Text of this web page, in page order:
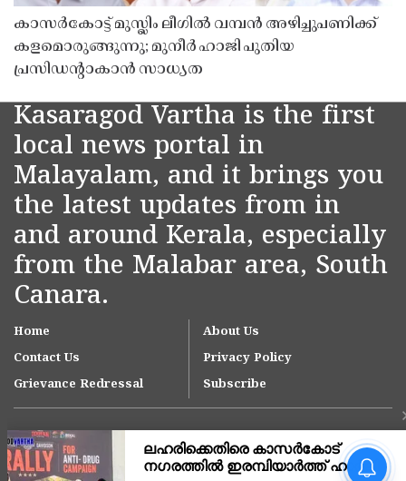
കാസർകോട്ട് മുസ്ലിം ലീഗിൽ വമ്പൻ അഴിച്ചുപണിക്ക്
കളമൊരുങ്ങുന്നു; മുനീർ ഹാജി പുതിയ
പ്രസിഡൻ്റാകാൻ സാധ്യത
Kasaragod Vartha is the first
local news portal in
Malayalam, and it brings you
the latest updates from in
and around Kerala, especially
from the Malabar area, South
Canara.
Home
About Us
Contact Us
Privacy Policy
Grievance Redressal
Subscribe
നീലേശ്വരം നഗരസഭയിലെ
ആനച്ചാൽ-ഉച്ചൂളിക്കുതിർ